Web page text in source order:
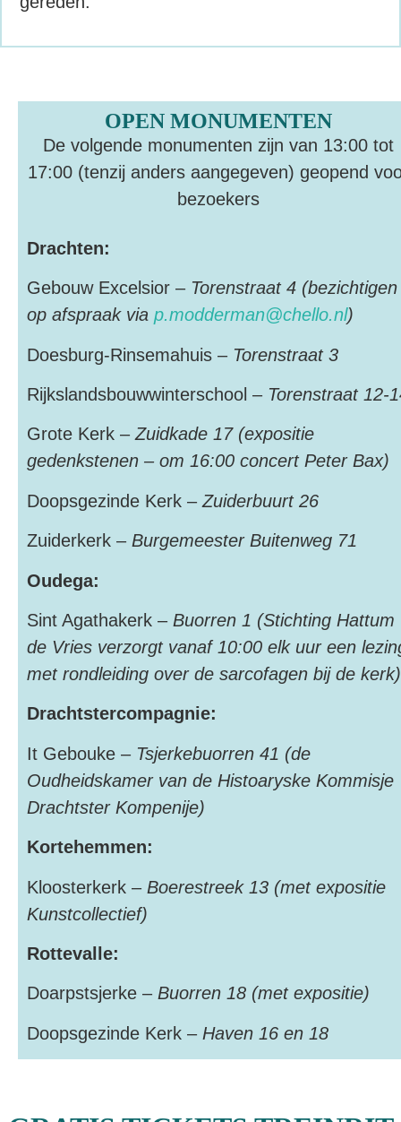
OPEN MONUMENTEN
De volgende monumenten zijn van 13:00 tot
17:00 (tenzij anders aangegeven) geopend
bezoekers
Drachten:
Gebouw Excelsior – Torenstraat 4 (bezichtigen
op afspraak via p.modderman@chello.nl)
Doesburg-Rinsemahuis – Torenstraat 3
Rijkslandsbouwwinterschool – Torenstraat 12-
Grote Kerk –Zuidkade 17 (expositie
gedenkstenen – om 16:00 concert Peter Bax)
Doopsgezinde Kerk – Zuiderbuurt 26
Zuiderkerk – Burgemeester Buitenweg 71
Oudega:
Sint Agathakerk – Buorren 1 (Stichting Hattum
de Vries verzorgt vanaf 10:00 elk uur een
met rondleiding over de sarcofagen bij de kerk)
Drachtstercompagnie:
It Gebouke – Tsjerkebuorren 41 (de
Oudheidskamer van de Histoaryske Kommisje
Drachtster Kompenije)
Kortehemmen:
Kloosterkerk – Boerestreek 13 (met expositie
Kunstcollectief)
Rottevalle:
Doarpstsjerke – Buorren 18 (met expositie)
Doopsgezinde Kerk – Haven 16 en 18